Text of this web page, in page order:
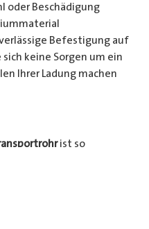
oder Beschädigung
Befestigung auf
sich keine Sorgen um ein
Ihrer Ladung machen
ist so
transportieren kann